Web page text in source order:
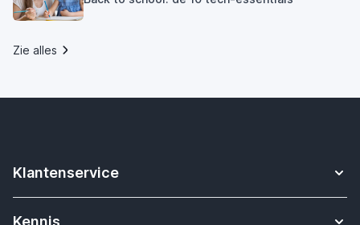
Zie alles
Klantenservice
Contact
Kennis